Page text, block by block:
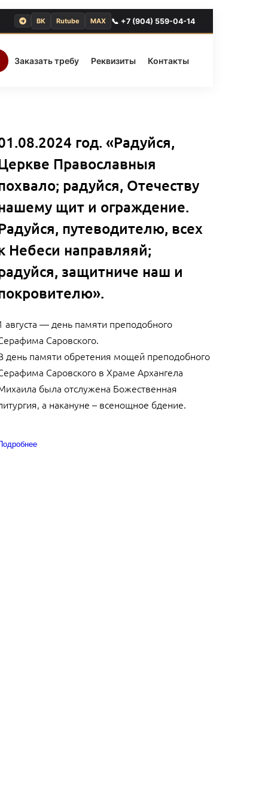
ВК Rutube MAX 📞 +7 (904) 559-04-14
Заказать требу Реквизиты Контакты
год. «Радуйся,
Православныя
радуйся, Отечеству
щит и ограждение.
путеводителю, всех
Небеси направляяй;
защитниче наш и
августа — день памяти преподобного
Саровского.
день памяти обретения мощей преподобного
Саровского в Храме Архангела
была отслужена Божественная
а накануне – всенощное бдение.